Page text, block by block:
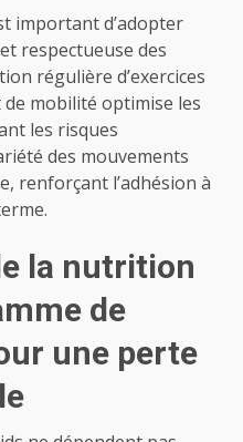
important d’adopter
respectueuse des
régulière d’exercices
de mobilité optimise les
les risques
des mouvements
renforçant l’adhésion à
la nutrition
de
une perte